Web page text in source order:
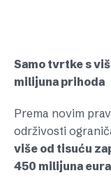
Samo tvrtke s
milijuna prihoda
Prema novim
održivosti
više od tisuću
450 milijuna eura